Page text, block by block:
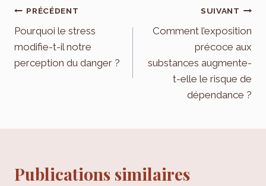
Navigation
de
l’article
PRÉCÉDENT
Pourquoi le stress
modifie-t-il notre
perception du danger ?
SUIVANT
Comment l’exposition
précoce aux
substances augmente-
t-elle le risque de
dépendance ?
Publications similaires